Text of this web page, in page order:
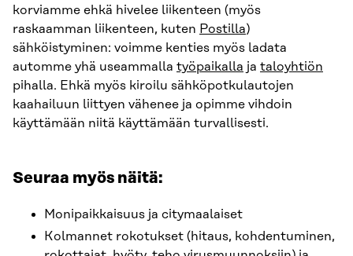
korviamme ehkä hivelee liikenteen (myös
raskaamman liikenteen, kuten Postilla)
sähköistyminen: voimme kenties myös ladata
automme yhä useammalla työpaikalla ja taloyhtiön
pihalla. Ehkä myös kiroilu sähköpotkulautojen
kaahailuun liittyen vähenee ja opimme vihdoin
käyttämään niitä käyttämään turvallisesti.
Seuraa myös näitä:
Monipaikkaisuus ja citymaalaiset
Kolmannet rokotukset (hitaus, kohdentuminen,